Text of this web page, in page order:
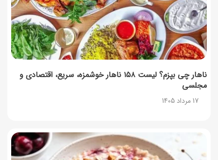
ناهار چی بپزم؟ لیست ۱۵۸ ناهار خوشمزه، سریع، اقتصادی و
مجلسی
17 مرداد 1405
نحوه دریافت رمز خرید کالابرگ برای خرید آنلاین (رمز
یکبارمصرف کالابرگ)
17 مرداد 1405